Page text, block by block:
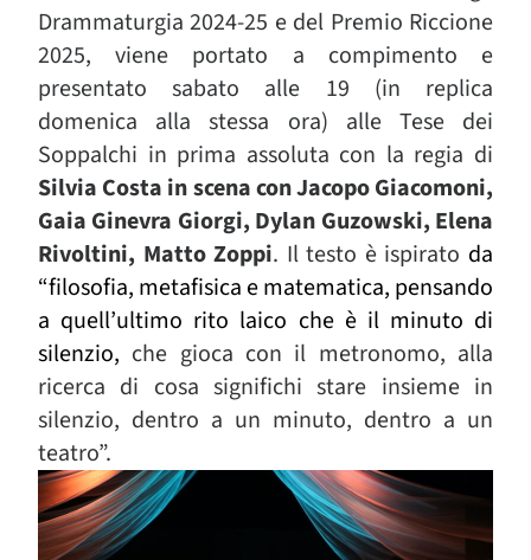
Drammaturgia 2024-25 e del Premio Riccione
2025, viene portato a compimento e
presentato sabato alle 19 (in replica
domenica alla stessa ora) alle Tese dei
Soppalchi in prima assoluta con la regia di
Silvia Costa in scena con Jacopo Giacomoni,
Gaia Ginevra Giorgi, Dylan Guzowski, Elena
Rivoltini, Matto Zoppi. Il testo è ispirato da
“filosofia, metafisica e matematica, pensando
a quell’ultimo rito laico che è il minuto di
silenzio, che gioca con il metronomo, alla
ricerca di cosa significhi stare insieme in
silenzio, dentro a un minuto, dentro a un
teatro”.